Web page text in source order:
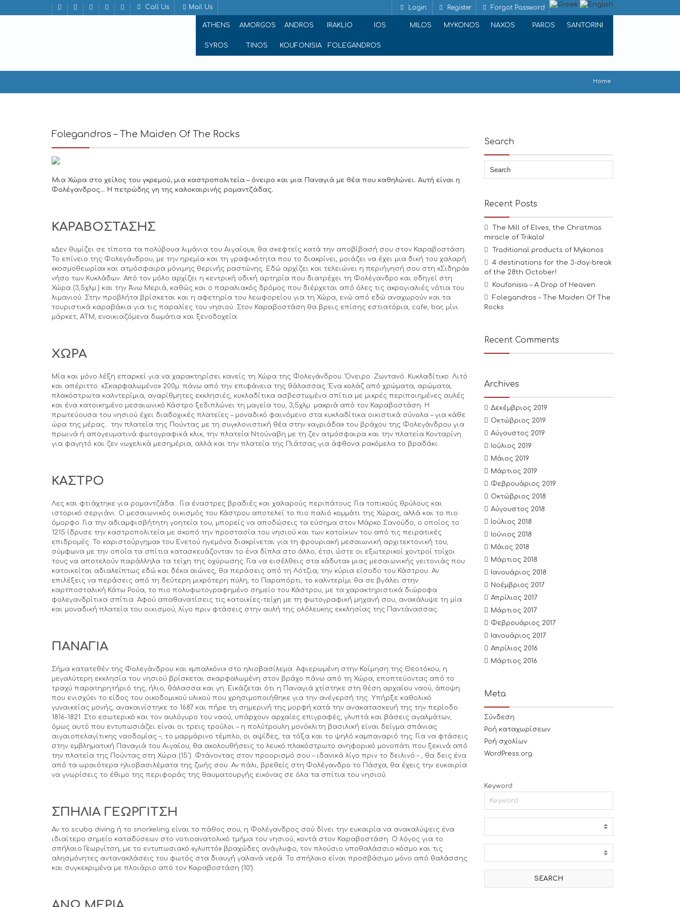
Call Us Mail Us Login Register Forgot Password
ATHENS AMORGOS ANDROS IRAKLIO IOS MILOS MYKONOS NAXOS PAROS SANTORINI
SYROS TINOS KOUFONISIA FOLEGANDROS
Home
Folegandros – The Maiden Of The Rocks
Μια Χώρα στο χείλος του γκρεμού, μια καστροπολιτεία – όνειρο και μια Παναγιά με θέα που καθηλώνει. Αυτή είναι η
Φολέγανδρος… Η πετρώδης γη της καλοκαιρινής ρομαντζάδας.
ΚΑΡΑΒΟΣΤΑΣΗΣ
«Δεν θυμίζει σε τίποτα τα πολύβουα λιμάνια του Αιγαίου», θα σκεφτείς κατά την αποβίβασή σου στον Καραβοστάση.
Το επίνειο της Φολεγάνδρου, με την ηρεμία και τη γραφικότητα που το διακρίνει, μοιάζει να έχει μια δική του χαλαρή
«κοσμοθεωρία» και ατμόσφαιρα μόνιμης θερινής ραστώνης. Εδώ αρχίζει και τελειώνει η περιήγησή σου στη «Σιδηρά»
νήσο των Κυκλάδων. Από τον μόλο αρχίζει η κεντρική οδική αρτηρία που διατρέχει τη Φολέγανδρο και οδηγεί στη
Χώρα (3,5χλμ.) και την Άνω Μεριά, καθώς και ο παραλιακός δρόμος που διέρχεται από όλες τις ακρογιαλιές νότια του
λιμανιού. Στην προβλήτα βρίσκεται και η αφετηρία του λεωφορείου για τη Χώρα, ενώ από εδώ αναχωρούν και τα
τουριστικά καραβάκια για τις παραλίες του νησιού. Στον Καραβοστάση θα βρεις επίσης εστιατόρια, cafe, bar, μίνι
μάρκετ, ΑΤΜ, ενοικιαζόμενα δωμάτια και ξενοδοχεία.
ΧΩΡΑ
Μία και μόνο λέξη επαρκεί για να χαρακτηρίσει κανείς τη Χώρα της Φολεγάνδρου. Όνειρο. Ζωντανό. Κυκλαδίτικο. Λιτό
και απέριττο. «Σκαρφαλωμένο» 200μ. πάνω από την επιφάνεια της θάλασσας. Ένα κολάζ από χρώματα, αρώματα,
πλακόστρωτα καλντερίμια, αναρίθμητες εκκλησιές, κυκλαδίτικα ασβεστωμένα σπίτια με μικρές περιποιημένες αυλές
και ένα κατοικημένο μεσαιωνικό Κάστρο ξεδιπλώνει τη μαγεία του, 3,5χλμ. μακριά από τον Καραβοστάση. Η
πρωτεύουσα του νησιού έχει διαδοχικές πλατείες – μοναδικό φαινόμενο στα κυκλαδίτικα οικιστικά σύνολα – για κάθε
ώρα της μέρας… την πλατεία της Πούντας με τη συγκλονιστική θέα στην «αγριάδα» του βράχου της Φολεγάνδρου για
πρωινά ή απογευματινά φωτογραφικά κλικ, την πλατεία Ντούναβη με τη ζεν ατμόσφαιρα και την πλατεία Κονταρίνη
για φαγητό και ζεν νωχελικά μεσημέρια, αλλά και την πλατεία της Πιάτσας για άφθονα ρακόμελα το βραδάκι.
ΚΑΣΤΡΟ
Λες και φτιάχτηκε για ρομαντζάδα… Για έναστρες βραδιές και χαλαρούς περιπάτους. Για τοπικούς θρύλους και
ιστορικό σεργιάνι. Ο μεσαιωνικός οικισμός του Κάστρου αποτελεί το πιο παλιό κομμάτι της Χώρας, αλλά και το πιο
όμορφο. Για την αδιαμφισβήτητη γοητεία του, μπορείς να αποδώσεις τα εύσημα στον Μάρκο Σανούδο, ο οποίος το
1215 ίδρυσε την καστροπολιτεία με σκοπό την προστασία του νησιού και των κατοίκων του από τις πειρατικές
επιδρομές. Το «αριστούργημα» του Ενετού ηγεμόνα διακρίνεται για τη φρουριακή μεσαιωνική αρχιτεκτονική του,
σύμφωνα με την οποία τα σπίτια κατασκευάζονταν το ένα δίπλα στο άλλο, έτσι ώστε οι εξωτερικοί χοντροί τοίχοι
τους να αποτελούν παράλληλα τα τείχη της οχύρωσης. Για να εισέλθεις στα «άδυτα» μιας μεσαιωνικής γειτονιάς που
κατοικείται αδιαλείπτως εδώ και δέκα αιώνες, θα περάσεις από τη Λότζια, την κύρια είσοδο του Κάστρου. Αν
επιλέξεις να περάσεις από τη δεύτερη μικρότερη πύλη, το Παραπόρτι, το καλντερίμι θα σε βγάλει στην
καρτποσταλική Κάτω Ρούα, το πιο πολυφωτογραφημένο σημείο του Κάστρου, με τα χαρακτηριστικά διώροφα
φολεγανδρίτικα σπίτια. Αφού απαθανατίσεις τις κατοικίες-τείχη με τη φωτογραφική μηχανή σου, ανακάλυψε τη μία
και μοναδική πλατεία του οικισμού, λίγο πριν φτάσεις στην αυλή της ολόλευκης εκκλησίας της Παντάνασσας.
ΠΑΝΑΓΙΑ
Σήμα κατατεθέν της Φολεγάνδρου και «μπαλκόνι» στο ηλιοβασίλεμα. Αφιερωμένη στην Κοίμηση της Θεοτόκου, η
μεγαλύτερη εκκλησία του νησιού βρίσκεται σκαρφαλωμένη στον βράχο πάνω από τη Χώρα, εποπτεύοντας από το
τραχύ παρατηρητήριό της, ήλιο, θάλασσα και γη. Εικάζεται ότι η Παναγιά χτίστηκε στη θέση αρχαίου ναού, άποψη
που ενισχύει το είδος του οικοδομικού υλικού που χρησιμοποιήθηκε για την ανέγερσή της. Υπήρξε καθολικό
γυναικείας μονής, ανακαινίστηκε το 1687 και πήρε τη σημερινή της μορφή κατά την ανακατασκευή της την περίοδο
1816-1821. Στο εσωτερικό και τον αυλόγυρο του ναού, υπάρχουν αρχαίες επιγραφές, γλυπτά και βάσεις αγαλμάτων,
όμως αυτό που εντυπωσιάζει είναι οι τρεις τρούλοι – η πολύτρουλη μονόκλιτη βασιλική είναι δείγμα σπάνιας
αιγαιοπελαγίτικης ναοδομίας –, το μαρμάρινο τέμπλο, οι αψίδες, τα τόξα και το ψηλό καμπαναριό της. Για να φτάσεις
στην εμβληματική Παναγιά του Αιγαίου, θα ακολουθήσεις το λευκό πλακόστρωτο ανηφορικό μονοπάτι που ξεκινά από
την πλατεία της Πούντας στη Χώρα (15΄). Φτάνοντας στον προορισμό σου – ιδανικά λίγο πριν το δειλινό – , θα δεις ένα
από τα ωραιότερα ηλιοβασιλέματα της ζωής σου. Αν πάλι, βρεθείς στη Φολέγανδρο το Πάσχα, θα έχεις την ευκαιρία
να γνωρίσεις το έθιμο της περιφοράς της θαυματουργής εικόνας σε όλα τα σπίτια του νησιού.
ΣΠΗΛΙΑ ΓΕΩΡΓΙΤΣΗ
Αν το scuba diving ή το snorkeling είναι το πάθος σου, η Φολέγανδρος σού δίνει την ευκαιρία να ανακαλύψεις ένα
ιδιαίτερο σημείο καταδύσεων στο νοτιοανατολικό τμήμα του νησιού, κοντά στον Καραβοστάση. Ο λόγος για το
σπήλαιο Γεωργίτση, με το εντυπωσιακό «γλυπτό» βραχώδες ανάγλυφο, τον πλούσιο υποθαλάσσιο κόσμο και τις
αλησμόνητες αντανακλάσεις του φωτός στα διαυγή γαλανά νερά. Το σπήλαιο είναι προσβάσιμο μόνο από θαλάσσης
και συγκεκριμένα με πλοιάριο από τον Καραβοστάση (10’).
Search
Recent Posts
The Mill of Elves, the Christmas
miracle of Trikala!
Traditional products of Mykonos
4 destinations for the 3-day-break
of the 28th October!
Koufonisia – A Drop of Heaven
Folegandros – The Maiden Of The
Rocks
Recent Comments
Archives
Δεκέμβριος 2019
Οκτώβριος 2019
Αύγουστος 2019
Ιούλιος 2019
Μάιος 2019
Μάρτιος 2019
Φεβρουάριος 2019
Οκτώβριος 2018
Αύγουστος 2018
Ιούλιος 2018
Ιούνιος 2018
Μάιος 2018
Μάρτιος 2018
Ιανουάριος 2018
Νοέμβριος 2017
Απρίλιος 2017
Μάρτιος 2017
Φεβρουάριος 2017
Ιανουάριος 2017
Απρίλιος 2016
Μάρτιος 2016
Meta
Σύνδεση
Ροή καταχωρίσεων
Ροή σχολίων
WordPress.org
Keyword